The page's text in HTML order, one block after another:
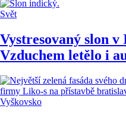
Svět
Vystresovaný slon
Vzduchem letělo i
Vyškovsko